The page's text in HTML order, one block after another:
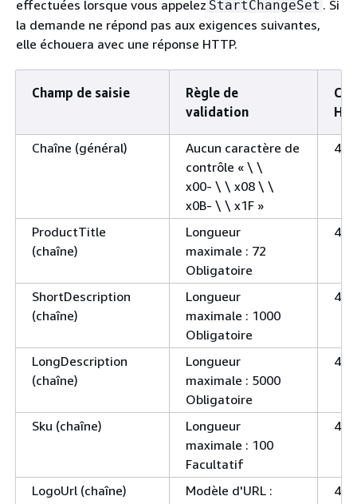
effectuées lorsque vous appelez StartChangeSet . Si
la demande ne répond pas aux exigences suivantes,
elle échouera avec une réponse HTTP.
Champ de saisie
Règle de
validation
Chaîne (général)
Aucun caractère de
contrôle « \ \
x00- \ \ x08 \ \
x0B- \ \ x1F »
400
ProductTitle
(chaîne)
Longueur
maximale : 72
Obligatoire
400
ShortDescription
(chaîne)
Longueur
maximale : 1000
Obligatoire
400
LongDescription
(chaîne)
Longueur
maximale : 5000
Obligatoire
400
Sku (chaîne)
Longueur
maximale : 100
Facultatif
400
LogoUrl (chaîne)
Modèle d'URL :
400